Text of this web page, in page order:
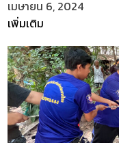
เมษายน 6, 2024
เพิ่มเติม